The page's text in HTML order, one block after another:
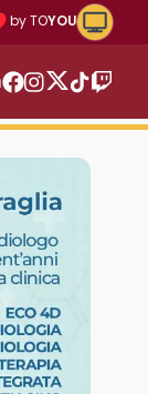
by TOYOU
Twitter